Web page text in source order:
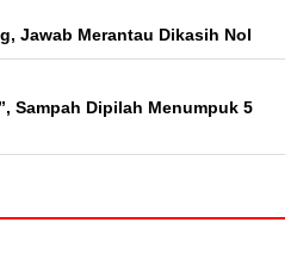
Jawab Merantau Dikasih Nol
Sampah Dipilah Menumpuk 5